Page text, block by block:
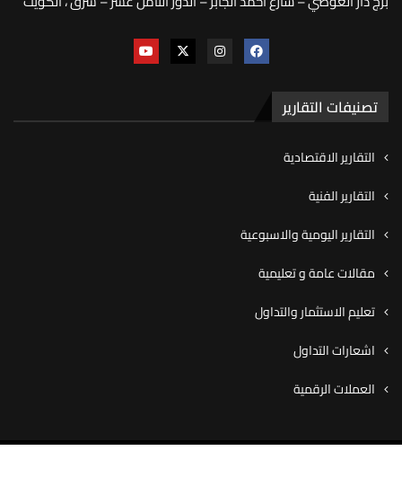
تصنيفات التقارير
التقارير الاقتصادية
التقارير الفنية
التقارير اليومية والاسبوعية
مقالات عامة و تعليمية
تعليم الاستثمار والتداول
اشعارات التداول
العملات الرقمية